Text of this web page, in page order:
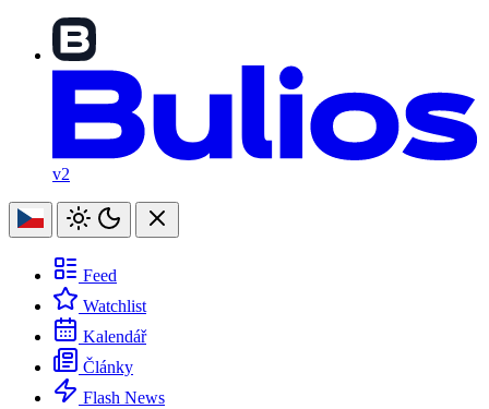
v2
Feed
Watchlist
Kalendář
Články
Flash News